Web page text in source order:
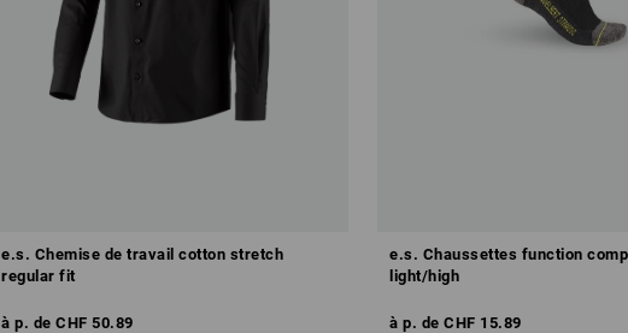
e.s. Chemise de travail cotton stretch
regular fit
à p. de CHF 50.89
e.s. Chaussettes function
light/high
à p. de CHF 15.89